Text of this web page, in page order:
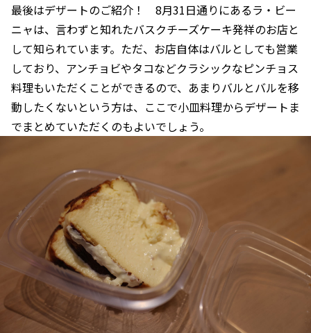
最後はデザートのご紹介！ 8月31日通りにあるラ・ビー
ニャは、言わずと知れたバスクチーズケーキ発祥のお店と
して知られています。ただ、お店自体はバルとしても営業
しており、アンチョビやタコなどクラシックなピンチョス
料理もいただくことができるので、あまりバルとバルを移
動したくないという方は、ここで小皿料理からデザートま
でまとめていただくのもよいでしょう。